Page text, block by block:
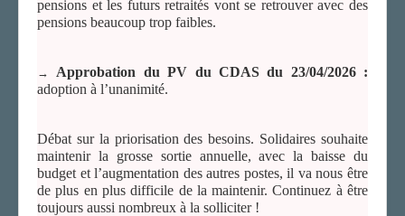
pensions et les futurs retraités vont se retrouver avec des
pensions beaucoup trop faibles.
→ Approbation du PV du CDAS du 23/04/2026 :
adoption à l’unanimité.
Débat sur la priorisation des besoins. Solidaires souhaite
maintenir la grosse sortie annuelle, avec la baisse du
budget et l’augmentation des autres postes, il va nous être
de plus en plus difficile de la maintenir. Continuez à être
toujours aussi nombreux à la solliciter !